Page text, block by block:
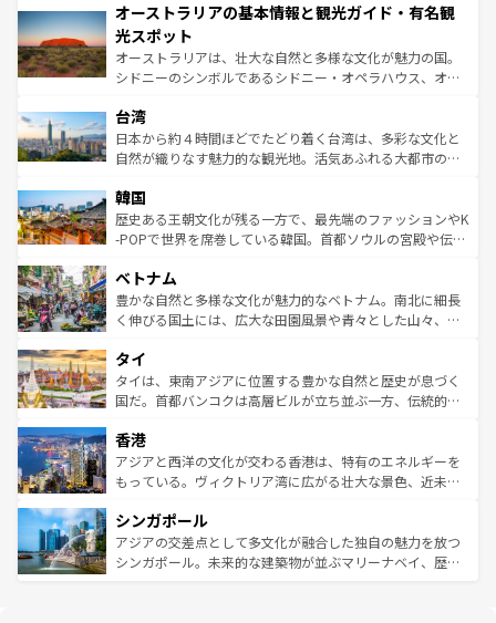
部のニューオーリンズでは、音楽と美食が融合した独特の
文化が魅力。旅行者はアメリカの各地域で異なる魅力を楽
しみながら、その多様性と豊かな歴史を感じることができ
るだろう。車でのロードトリップや列車の旅も、アメリカ
情報は
ワイ島は見逃せない。また、定番の観光地といえばオアフ
島だが、静かな自然を求めるならマウイ島やカウアイ島が
おすすめ。エメラルドグリーンに輝く海をはじめ、豊かな
文化や歴史が息づいている。「アロハスピリット」と呼ば
人々、おいしいローカルフードやハワイアンミュージッ
ク、伝統的なフラダンスなど、すべてがハワイの魅力を彩
っている。訪れるたびに新しい発見と感動が待っているハ
はコンテンツ一覧
オーストラリアの基本情報と観光ガイド・有名観
光スポット
オーストラリアは、壮大な自然と多様な文化が魅力の国。
シドニーのシンボルであるシドニー・オペラハウス、オー
リアリーフや大陸中央部にそびえるウルル（エアーズロッ
ク）、タスマニアの美しい原生林やケアンズの熱帯雨林な
ど、見どころがたくさん。また、カフェやワイン、オージ
いる。アクティビティも充実しており、サーフィンやダイ
ビング、ハイキングなど、アウトドア好きにはたまらな
い。オーストラリアの多彩な魅力を存分に味わいつくそ
参照してほしい。
台湾
日本から約４時間ほどでたどり着く台湾は、多彩な文化と
自然が織りなす魅力的な観光地。活気あふれる大都市の台
ン）、静ひつな山岳地帯である台湾東部など、都市の喧騒
と山間の静けさが共存しており、訪れる人に新しい発見と
驚きをもたらしてくれる。また、奥深い台湾の食文化も魅
容にもいいと評判のスイーツなど、バラエティ豊かな料理
が味わえる。 なお、新着の台湾情報は コンテンツ一覧を参
照してほしい。
韓国
歴史ある王朝文化が残る一方で、最先端のファッションやK
-POPで世界を席巻している韓国。首都ソウルの宮殿や伝統
き、地方に足を延ばせば四季折々の自然美を楽しむことが
できる。そして、キムチや焼肉、絶品のストリートフード
まで、さまざまな韓国料理が待っている。夜には、韓国な
リティに包まれながら、韓国の多彩な魅力を心ゆくまで味
わってみてほしい。 なお、新着の韓国情報はコンテンツ一
覧を参照してほしい。
ベトナム
豊かな自然と多様な文化が魅力的なベトナム。南北に細長
く伸びる国土には、広大な田園風景や青々とした山々、世
急速な発展と共に伝統が息づく。ハノイの古い町並みやホ
ーチミン市のフランス統治時代の建物も、独特の雰囲気を
醸し出している。また、バラエティの豊かさとおいしさで
とつ。フォーやバインミー、ベトナムコーヒーなどは、ぜ
ひ現地で味わいたい。どの地域を訪れてもあたたかい人々
が旅行者を迎えてくれるので、きっと忘れられない旅にな
参照してほしい。
タイ
タイは、東南アジアに位置する豊かな自然と歴史が息づく
国だ。首都バンコクは高層ビルが立ち並ぶ一方、伝統的な
の活気が交差している。北部ではチェンマイなどの山岳地
帯で自然と触れ合い、南部ではプーケットやクラビの美し
いビーチでリゾート気分を楽しむことができる。タイ料理
激する。気候は一年中温暖で、どの季節にも異なる楽しみ
が待っている。親しみやすいタイの人々、仏教を中心とし
た文化、そして多様な観光資源が、訪れる旅人を魅了し続
香港
アジアと西洋の文化が交わる香港は、特有のエネルギーを
もっている。ヴィクトリア湾に広がる壮大な景色、近未来
み、どこを訪れても感動するはず。観光スポットが密集し
ており、効率よく見どころを回れるのも魅力。息をのむよ
うな絶景から文化的な体験まで、香港を存分に楽しみ尽く
シンガポール
アジアの交差点として多文化が融合した独自の魅力を放つ
シンガポール。未来的な建築物が並ぶマリーナベイ、歴史